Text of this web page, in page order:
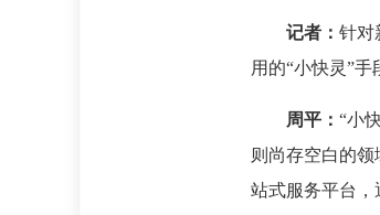
记者： 针对
用的“小快灵”
周平： “小
则尚存空白的
站式服务平台，